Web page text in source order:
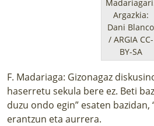
Argazkia:
Dani Blanco
/ ARGIA CC-
BY-SA
F. Madariaga: Gizonagaz
haserretu sekula bere ez. Beti
duzu ondo egin” esaten bazidan,
erantzun eta aurrera.